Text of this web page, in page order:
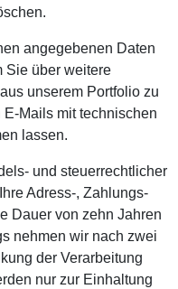
angegebenen Daten
Sie über weitere
unserem Portfolio zu
Mails mit technischen
lassen.
und steuerrechtlicher
Adress-, Zahlungs-
Dauer von zehn Jahren
nehmen wir nach zwei
der Verarbeitung
nur zur Einhaltung